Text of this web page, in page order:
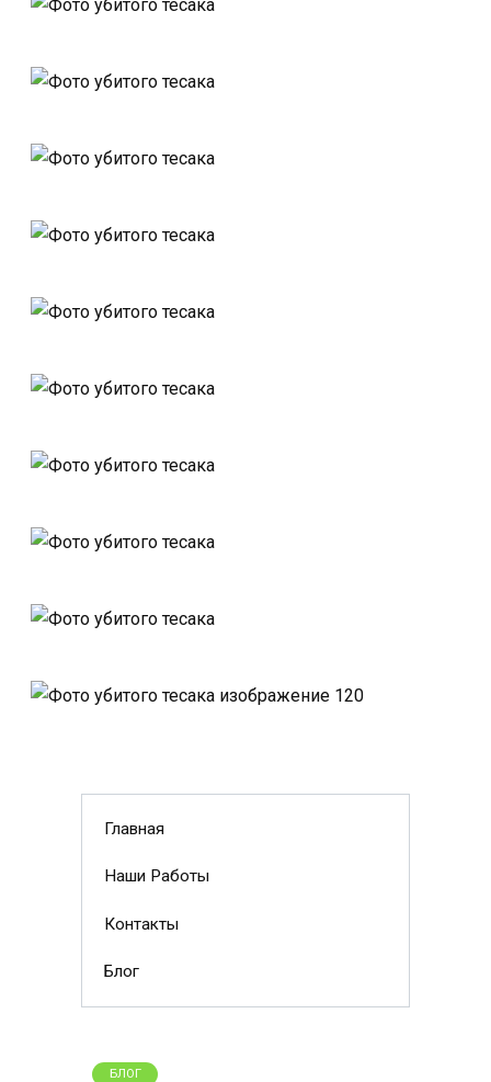
Главная
Наши Работы
Контакты
Блог
БЛОГ